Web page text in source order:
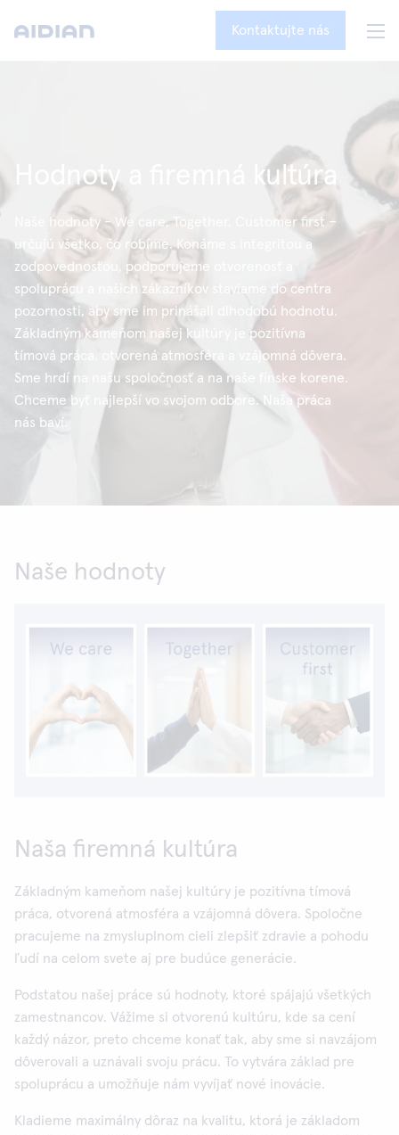
Kontaktujte nás
Hodnoty a firemná kultúra
Naše hodnoty - We care, Together, Customer first –
určujú všetko, čo robíme. Konáme s integritou a
zodpovednosťou, podporujeme otvorenosť a
spoluprácu a našich zákazníkov staviame do centra
pozornosti, aby sme im prinášali dlhodobú hodnotu.
Základným kameňom našej kultúry je pozitívna
tímová práca, otvorená atmosféra a vzájomná dôvera.
Sme hrdí na našu spoločnosť a na naše fínske korene.
Chceme byť najlepší vo svojom odbore. Naša práca
nás baví.
Naše hodnoty
Naša firemná kultúra
Základným kameňom našej kultúry je pozitívna tímová
práca, otvorená atmosféra a vzájomná dôvera. Spoločne
pracujeme na zmysluplnom cieli zlepšiť zdravie a pohodu
ľudí na celom svete aj pre budúce generácie.
Podstatou našej práce sú hodnoty, ktoré spájajú všetkých
zamestnancov. Vážime si otvorenú kultúru, kde sa cení
každý názor, preto chceme konať tak, aby sme si navzájom
dôverovali a uznávali svoju prácu. To vytvára základ pre
spoluprácu a umožňuje nám vyvíjať nové inovácie.
Kladieme maximálny dôraz na kvalitu, ktorá je základom